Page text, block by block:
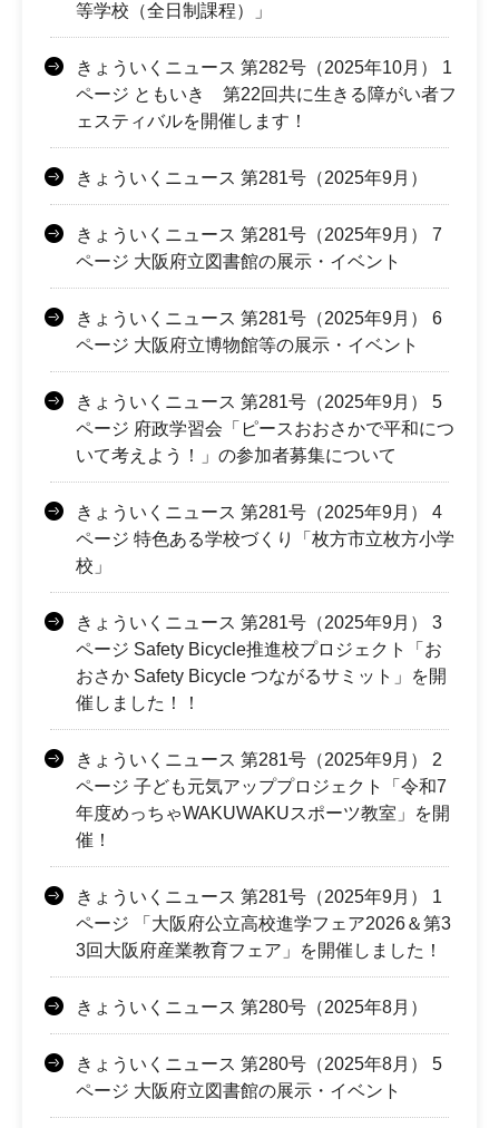
等学校（全日制課程）」
きょういくニュース 第282号（2025年10月） 1
ページ ともいき 第22回共に生きる障がい者フ
ェスティバルを開催します！
きょういくニュース 第281号（2025年9月）
きょういくニュース 第281号（2025年9月） 7
ページ 大阪府立図書館の展示・イベント
きょういくニュース 第281号（2025年9月） 6
ページ 大阪府立博物館等の展示・イベント
きょういくニュース 第281号（2025年9月） 5
ページ 府政学習会「ピースおおさかで平和につ
いて考えよう！」の参加者募集について
きょういくニュース 第281号（2025年9月） 4
ページ 特色ある学校づくり「枚方市立枚方小学
校」
きょういくニュース 第281号（2025年9月） 3
ページ Safety Bicycle推進校プロジェクト「お
おさか Safety Bicycle つながるサミット」を開
催しました！！
きょういくニュース 第281号（2025年9月） 2
ページ 子ども元気アッププロジェクト「令和7
年度めっちゃWAKUWAKUスポーツ教室」を開
催！
きょういくニュース 第281号（2025年9月） 1
ページ 「大阪府公立高校進学フェア2026＆第3
3回大阪府産業教育フェア」を開催しました！
きょういくニュース 第280号（2025年8月）
きょういくニュース 第280号（2025年8月） 5
ページ 大阪府立図書館の展示・イベント